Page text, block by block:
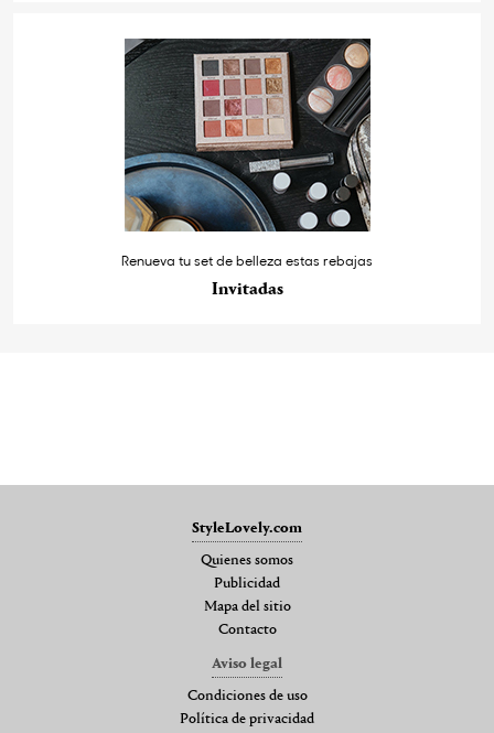
Renueva tu set de belleza estas rebajas
Invitadas
StyleLovely.com
Quienes somos
Publicidad
Mapa del sitio
Contacto
Aviso legal
Condiciones de uso
Política de privacidad